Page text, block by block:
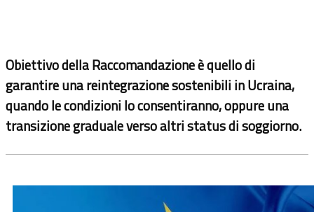
Obiettivo della Raccomandazione è quello di
garantire una reintegrazione sostenibili in Ucraina,
quando le condizioni lo consentiranno, oppure una
transizione graduale verso altri status di soggiorno.